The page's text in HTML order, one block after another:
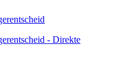
- Direkte